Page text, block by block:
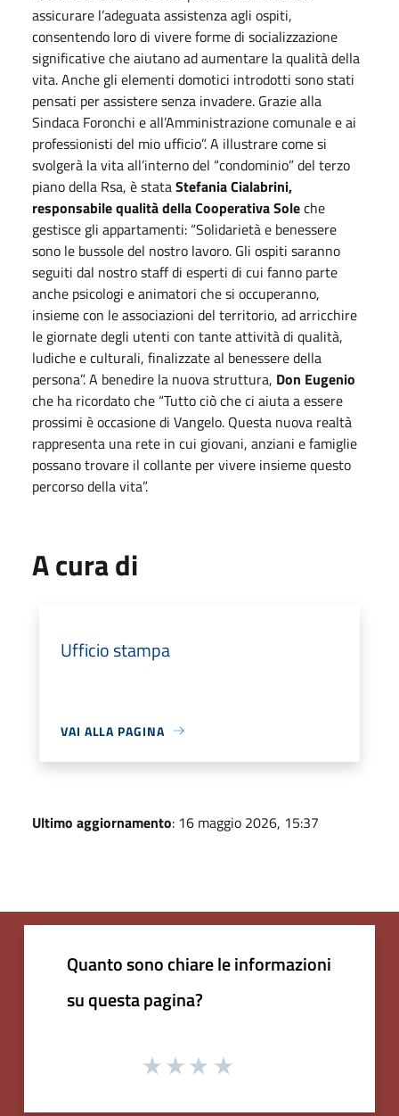
assicurare l’adeguata assistenza agli ospiti,
consentendo loro di vivere forme di socializzazione
significative che aiutano ad aumentare la qualità della
vita. Anche gli elementi domotici introdotti sono stati
pensati per assistere senza invadere. Grazie alla
Sindaca Foronchi e all’Amministrazione comunale e ai
professionisti del mio ufficio”. A illustrare come si
svolgerà la vita all’interno del “condominio” del terzo
piano della Rsa, è stataStefania Cialabrini,
responsabile qualità della Cooperativa Soleche
gestisce gli appartamenti: “Solidarietà e benessere
sono le bussole del nostro lavoro. Gli ospiti saranno
seguiti dal nostro staff di esperti di cui fanno parte
anche psicologi e animatori che si occuperanno,
insieme con le associazioni del territorio, ad arricchire
le giornate degli utenti con tante attività di qualità,
ludiche e culturali, finalizzate al benessere della
persona”. A benedire la nuova struttura, Don Eugenio
che ha ricordato che “Tutto ciò che ci aiuta a essere
prossimi è occasione di Vangelo. Questa nuova realtà
rappresenta una rete in cui giovani, anziani e famiglie
possano trovare il collante per vivere insieme questo
percorso della vita”.
A cura di
Ufficio stampa
VAI ALLA PAGINA
Ultimo aggiornamento: 16 maggio 2026, 15:37
Quanto sono chiare le informazioni
su questa pagina?